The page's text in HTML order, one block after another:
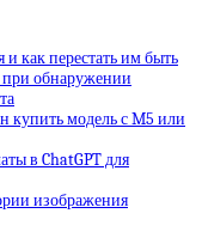
как перестать им быть
при обнаружении
модель с M5 или
в ChatGPT для
изображения